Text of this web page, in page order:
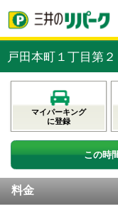
戸田本町１丁目第２
マイパーキング
に登録
この時
料金